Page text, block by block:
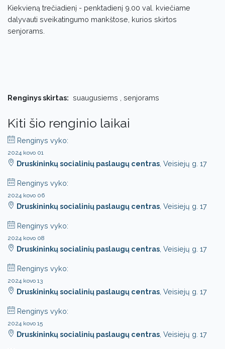
Kiekvieną trečiadienį - penktadienį 9.00 val. kviečiame
dalyvauti sveikatingumo mankštose, kurios skirtos
senjorams.
Renginys skirtas: suaugusiems , senjorams
Kiti šio renginio laikai
Renginys vyko:
2024 kovo 01
Druskininkų socialinių paslaugų centras , Veisiejų g. 17
Renginys vyko:
2024 kovo 06
Druskininkų socialinių paslaugų centras , Veisiejų g. 17
Renginys vyko:
2024 kovo 08
Druskininkų socialinių paslaugų centras , Veisiejų g. 17
Renginys vyko:
2024 kovo 13
Druskininkų socialinių paslaugų centras , Veisiejų g. 17
Renginys vyko:
2024 kovo 15
Druskininkų socialinių paslaugų centras , Veisiejų g. 17